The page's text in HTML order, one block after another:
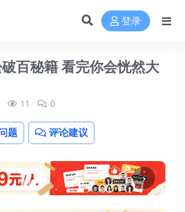
登录
百秘籍 看完你会恍然大
11 0
题 评论建议
›